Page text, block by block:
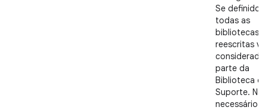
Se definido,
todas as
bibliotecas
reescritas
consideradas
parte da
Biblioteca de
Suporte.
necessário